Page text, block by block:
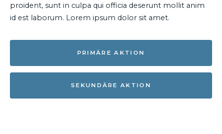
proident, sunt in culpa qui officia deserunt mollit anim
id est laborum. Lorem ipsum dolor sit amet.
PRIMÄRE AKTION
SEKUNDÄRE AKTION